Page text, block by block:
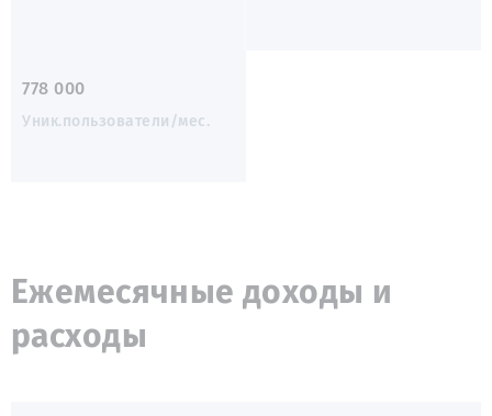
778 000
Уник.пользователи/мес.
Ежемесячные доходы и
расходы